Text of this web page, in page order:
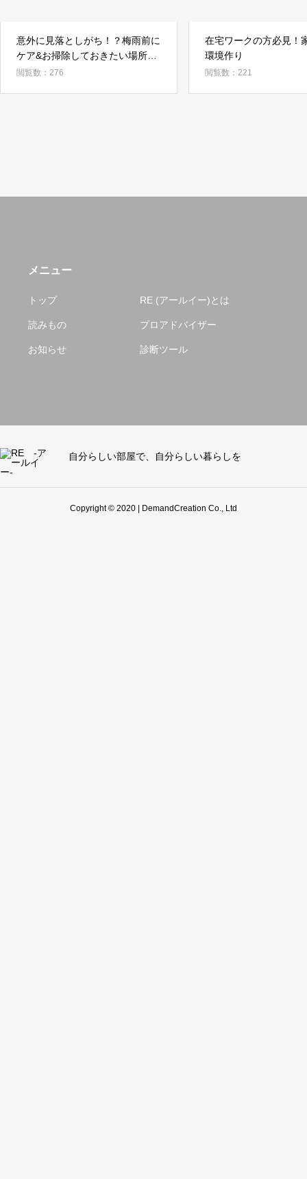
意外に見落としがち！？梅雨前に
ケア&お掃除しておきたい場所3
選
閲覧数：276
在宅ワークの方必見！
環境作り
閲覧数：221
メニュー
トップ RE (アールイー)とは
読みもの プロアドバイザー
お知らせ 診断ツール
自分らしい部屋で、自分らしい暮らしを
Copyright © 2020 | DemandCreation Co., Ltd